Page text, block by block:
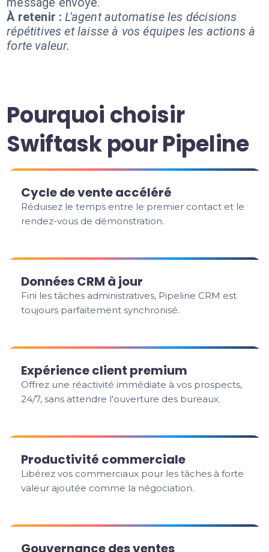
À retenir : L'agent automatise les décisions
répétitives et laisse à vos équipes les actions à
forte valeur.
Pourquoi choisir
Swiftask pour Pipeline
Cycle de vente accéléré
Réduisez le temps entre le premier contact et le
rendez-vous de démonstration.
Données CRM à jour
Fini les tâches administratives, Pipeline CRM est
toujours parfaitement synchronisé.
Expérience client premium
Offrez une réactivité immédiate à vos prospects,
24/7, sans attendre l'ouverture des bureaux.
Productivité commerciale
Libérez vos commerciaux pour les tâches à forte
valeur ajoutée comme la négociation.
Gouvernance des ventes